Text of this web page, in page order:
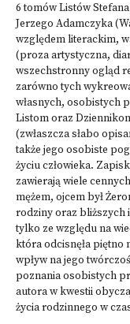
6 tomów Listów
Jerzego Adamczyka
względem literackim,
(proza artystyczna,
wszechstronny ogląd
zarówno tych
własnych, osobistych
Listom oraz
(zwłaszcza słabo
także jego osobiste
życiu człowieka.
zawierają wiele
mężem, ojcem był
rodziny oraz bliższych
tylko ze względu na
która odcisnęła piętno
wpływ na jego
poznania osobistych
autora w kwestii
życia rodzinnego w